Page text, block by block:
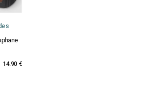
14.90 €